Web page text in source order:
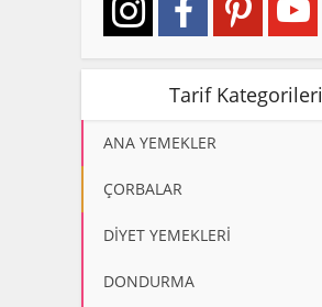
Tarif Kategorileri
ANA YEMEKLER
ÇORBALAR
DİYET YEMEKLERİ
DONDURMA